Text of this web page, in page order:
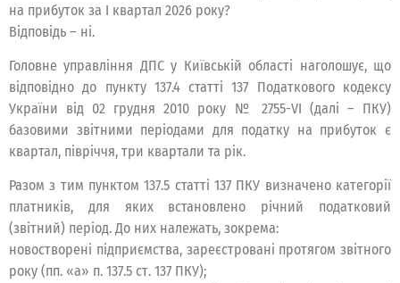
на прибуток за І квартал 2026 року?
Відповідь – ні.
Головне управління ДПС у Київській області наголошує, що
відповідно до пункту 137.4 статті 137 Податкового кодексу
України від 02 грудня 2010 року № 2755-VІ (далі – ПКУ)
базовими звітними періодами для податку на прибуток є
квартал, півріччя, три квартали та рік.
Разом з тим пунктом 137.5 статті 137 ПКУ визначено категорії
платників, для яких встановлено річний податковий
(звітний) період. До них належать, зокрема:
новостворені підприємства, зареєстровані протягом звітного
року (пп. «а» п. 137.5 ст. 137 ПКУ);